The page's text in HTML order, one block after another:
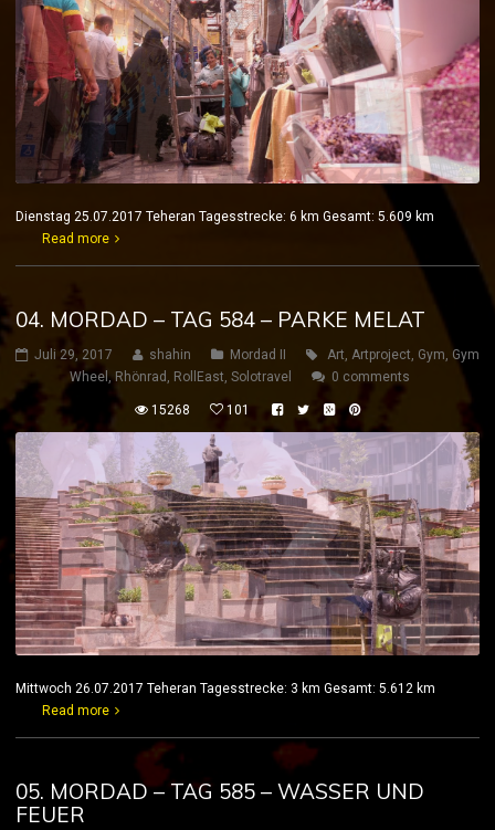
Dienstag 25.07.2017 Teheran Tagesstrecke: 6 km Gesamt: 5.609 km
Read more
04. MORDAD – TAG 584 – PARKE MELAT
Juli 29, 2017 shahin Mordad II Art, Artproject, Gym, Gym
Wheel, Rhönrad , RollEast, Solotravel 0 comments
15268 101
Mittwoch 26.07.2017 Teheran Tagesstrecke: 3 km Gesamt: 5.612 km
Read more
05. MORDAD – TAG 585 – WASSER UND
FEUER